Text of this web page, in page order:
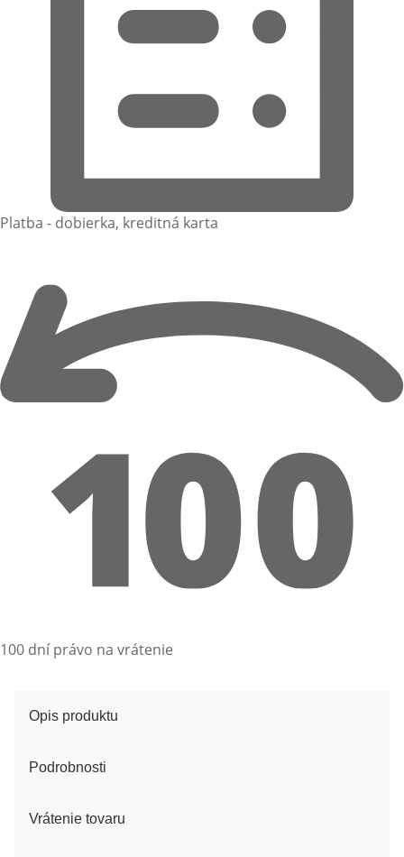
Platba - dobierka, kreditná karta
100 dní právo na vrátenie
Opis produktu
Podrobnosti
Vrátenie tovaru